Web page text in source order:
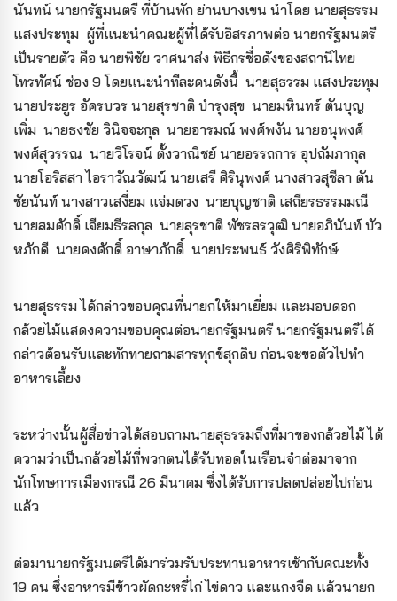
นันทน์ นายกรัฐมนตรี ที่บ้านพัก ย่านบางเขน นำโดย นายสุธรรม
แสงประทุม ผู้ที่แนะนำคณะผู้ที่ได้รับอิสรภาพต่อ นายกรัฐมนตรี
เป็นรายตัว คือ นายพิชัย วาศนาส่ง พิธีกรชื่อดังของสถานีไทย
โทรทัศน์ ช่อง 9 โดยแนะนำทีละคนดังนี้ นายสุธรรม แสงประทุม
นายประยูร อัครบวร นายสุรชาติ บำรุงสุข นายมหินทร์ ตันบุญ
เพิ่ม นายธงชัย วินิจจะกุล นายอารมณ์ พงศ์พงัน นายอนุพงศ์
พงศ์สุวรรณ นายวิโรจน์ ตั้งวาณิชย์ นายอรรถการ อุปถัมภากุล
นายโอริสสา ไอราวัณวัฒน์ นายเสรี ศิรินุพงศ์ นางสาวสุชีลา ตัน
ชัยนันท์ นางสาวเสงี่ยม แจ่มดวง นายบุญชาติ เสถียรธรรมมณี
นายสมศักดิ์ เจียมธีรสกุล นายสุรชาติ พัชรสรวุฒิ นายอภินันท์ บัว
หภักดี นายคงศักดิ์ อาษาภักดิ์ นายประพนธ์ วังศิริพิทักษ์
นายสุธรรม ได้กล่าวขอบคุณที่นายกให้มาเยี่ยม และมอบดอก
กล้วยไม้แสดงความขอบคุณต่อนายกรัฐมนตรี นายกรัฐมนตรีได้
กล่าวต้อนรับและทักทายถามสารทุกข์สุกดิบ ก่อนจะขอตัวไปทำ
อาหารเลี้ยง
ระหว่างนั้นผู้สื่อข่าวได้สอบถามนายสุธรรมถึงที่มาของกล้วยไม้ ได้
ความว่าเป็นกล้วยไม้ที่พวกตนได้รับทอดในเรือนจำต่อมาจาก
นักโทษการเมืองกรณี 26 มีนาคม ซึ่งได้รับการปลดปล่อยไปก่อน
แล้ว
ต่อมานายกรัฐมนตรีได้มาร่วมรับประทานอาหารเช้ากับคณะทั้ง
19 คน ซึ่งอาหารมีข้าวผัดกะหรี่ไก่ ไข่ดาว และแกงจืด แล้วนายก